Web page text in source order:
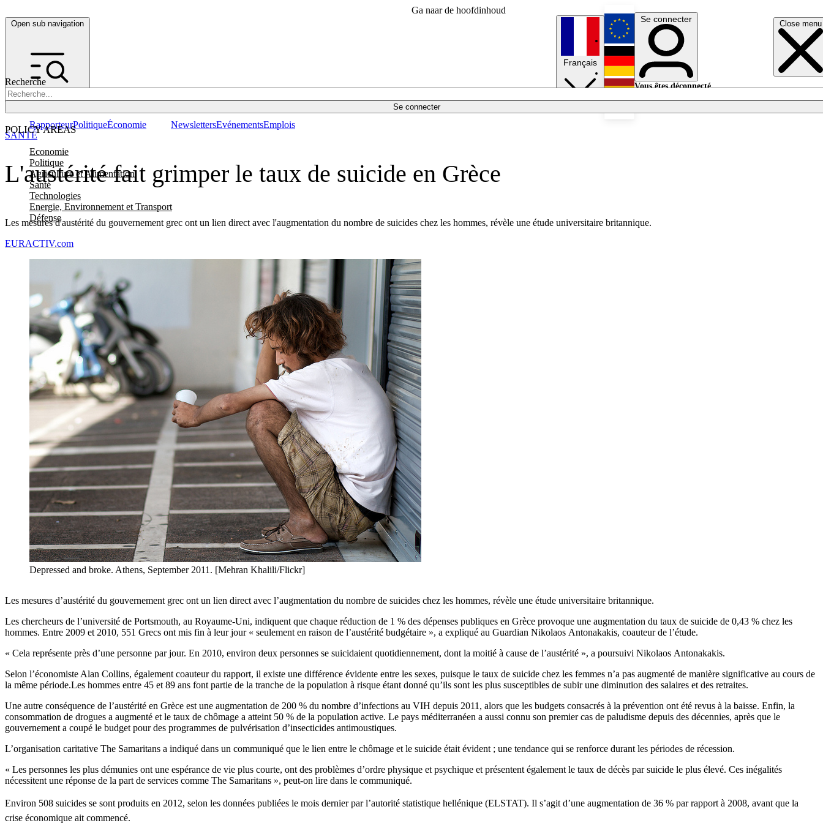
Ga naar de hoofdinhoud
Open sub navigation Close menu
Recherche
Se connecter
POLICY AREAS
Economie
Politique
Agriculture et Alimentation
Santé
Technologies
Energie, Environnement et Transport
Défense
RapporteurPolitiqueÉconomie NewslettersEvénementsEmplois
Français
English
Deutsch
Se connecter
Vous êtes déconnecté.
L'austérité fait grimper le taux de suicide en Grèce
Les mesures d'austérité du gouvernement grec ont un lien direct avec l'augmentation du nombre de suicides chez les hommes, révèle une étude universitaire britannique.
SANTÉ
EURACTIV.com
Depressed and broke. Athens, September 2011. [Mehran Khalili/Flickr]
Les mesures d’austérité du gouvernement grec ont un lien direct avec l’augmentation du nombre de suicides chez les hommes, révèle une étude universitaire britannique.
Les chercheurs de l’université de Portsmouth, au Royaume-Uni, indiquent que chaque réduction de 1 % des dépenses publiques en Grèce provoque une augmentation du taux de suicide de 0,43 % chez les
hommes. Entre 2009 et 2010, 551 Grecs ont mis fin à leur jour « seulement en raison de l’austérité budgétaire », a expliqué au Guardian Nikolaos Antonakakis, coauteur de l’étude.
« Cela représente près d’une personne par jour. En 2010, environ deux personnes se suicidaient quotidiennement, dont la moitié à cause de l’austérité », a poursuivi Nikolaos Antonakakis.
Selon l’économiste Alan Collins, également coauteur du rapport, il existe une différence évidente entre les sexes, puisque le taux de suicide chez les femmes n’a pas augmenté de manière significative au cours de
la même période.Les hommes entre 45 et 89 ans font partie de la tranche de la population à risque étant donné qu’ils sont les plus susceptibles de subir une diminution des salaires et des retraites.
Une autre conséquence de l’austérité en Grèce est une augmentation de 200 % du nombre d’infections au VIH depuis 2011, alors que les budgets consacrés à la prévention ont été revus à la baisse. Enfin, la
consommation de drogues a augmenté et le taux de chômage a atteint 50 % de la population active. Le pays méditerranéen a aussi connu son premier cas de paludisme depuis des décennies, après que le
gouvernement a coupé le budget pour des programmes de pulvérisation d’insecticides antimoustiques.
L’organisation caritative The Samaritans a indiqué dans un communiqué que le lien entre le chômage et le suicide était évident ; une tendance qui se renforce durant les périodes de récession.
« Les personnes les plus démunies ont une espérance de vie plus courte, ont des problèmes d’ordre physique et psychique et présentent également le taux de décès par suicide le plus élevé. Ces inégalités
nécessitent une réponse de la part de services comme The Samaritans », peut-on lire dans le communiqué.
Environ 508 suicides se sont produits en 2012, selon les données publiées le mois dernier par l’autorité statistique hellénique (ELSTAT). Il s’agit d’une augmentation de 36 % par rapport à 2008, avant que la
crise économique ait commencé.